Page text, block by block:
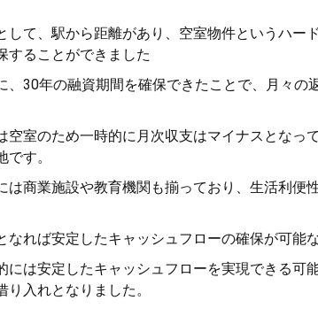
して、駅から距離があり、空室物件というハー
することができました
、30年の融資期間を確保できたことで、月々の
空室のため一時的に月次収支はマイナスとなっ
です。
は商業施設や教育機関も揃っており、生活利便
なれば安定したキャッシュフローの確保が可能
には安定したキャッシュフローを実現できる可
り入れとなりました。